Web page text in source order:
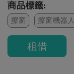
商品標籤:
擦窗 擦窗機器人
租借